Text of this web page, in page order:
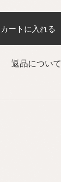
カートに入れる
返品について